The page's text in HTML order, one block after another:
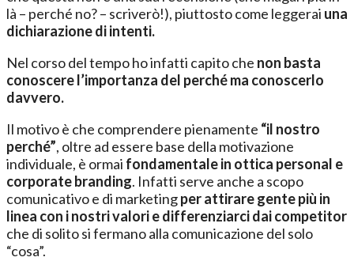
là – perché no? – scriverò!), piuttosto come leggerai una
dichiarazione di intenti.
Nel corso del tempo ho infatti capito che non basta
conoscere l’importanza del perché ma conoscerlo
davvero.
Il motivo è che comprendere pienamente “il nostro
perché”, oltre ad essere base della motivazione
individuale, è ormai fondamentale in ottica personal e
corporate branding. Infatti serve anche a scopo
comunicativo e di marketingper attirare gente più in
linea con i nostri valori e differenziarci dai competitor
che di solito si fermano alla comunicazione del solo
“cosa”.